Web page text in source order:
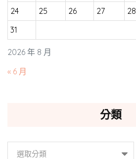
2026 年 8 月
24
25 26 27 28
31
« 6 月
分類